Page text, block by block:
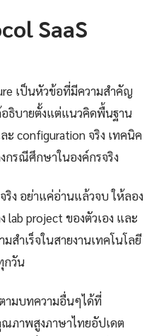
SaaS
เป็นหัวข้อที่มีความสำคัญ
อธิบายตั้งแต่แนวคิดพื้นฐาน
ะ configuration จริง เทคนิค
กรณีศึกษาในองค์กรจริง
ง อย่าแค่อ่านแล้วจบ ให้ลอง
lab project ของตัวเอง และ
ำเร็จในสายงานเทคโนโลยี
กวัน
ามบทความอื่นๆได้ที่
ภาพสูงภาษาไทยอัปเดต